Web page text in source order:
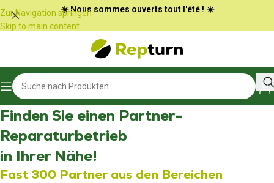
Cookie-Einstellungen
Zur Navigation springen
Skip to main content
☀️ Nous sommes ouverts tout l'été ! ☀️
Finden Sie einen Partner-
Reparaturbetrieb
in Ihrer Nähe!
Fast 300 Partner aus den Bereichen